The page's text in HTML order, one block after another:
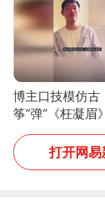
博主口技模仿古
筝“弹”《枉凝眉
像了～你是吃
吗？”“或将成为
不带古筝的选手
打开网